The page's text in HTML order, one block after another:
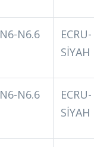
N6-N6.6
ECRU-
SİYAH
N6-N6.6
ECRU-
SİYAH